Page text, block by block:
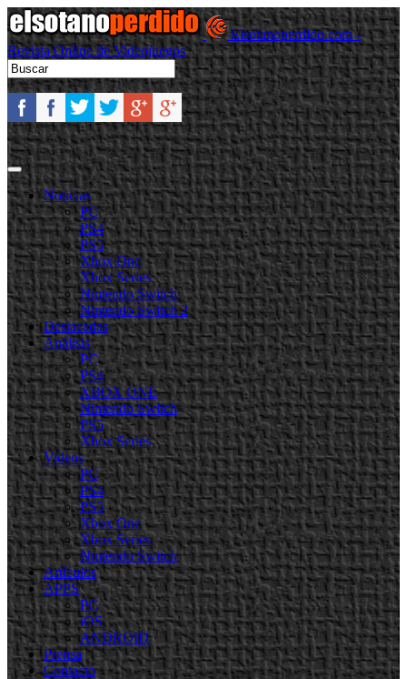
Elsotanoperdido.com -
Revista Online de Videojuegos
Noticias
PC
PS4
PS5
Xbox One
Xbox Series
Nintendo Switch
Nintendo Switch 2
Destacadas
Análisis
PC
PS4
XBOX ONE
Nintendo Switch
PS5
Xbox Series
Videos
PC
PS4
PS5
Xbox One
Xbox Series
Nintendo Switch
Artículos
APPS
PC
iOS
ANDROID
Prensa
Contacto